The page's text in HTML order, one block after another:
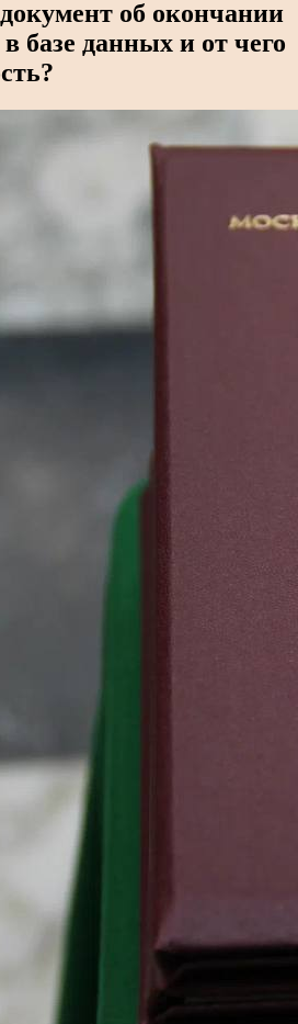
об окончании
базе данных и от чего